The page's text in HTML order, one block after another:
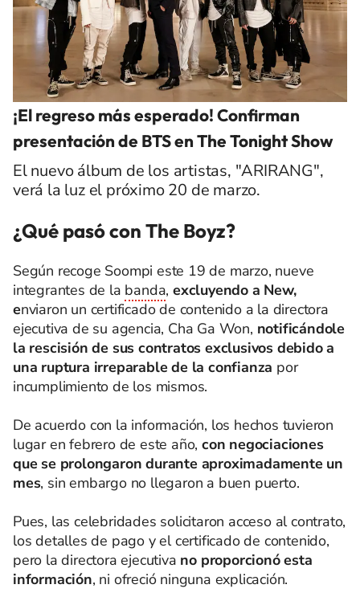
¡El regreso más esperado! Confirman
presentación de BTS en The Tonight Show
El nuevo álbum de los artistas, "ARIRANG",
verá la luz el próximo 20 de marzo.
¿Qué pasó con The Boyz?
Según recoge Soompi este 19 de marzo, nueve
integrantes de la banda, excluyendo a New,
enviaron un certificado de contenido a la directora
ejecutiva de su agencia, Cha Ga Won, notificándole
la rescisión de sus contratos exclusivos debido a
una ruptura irreparable de la confianza por
incumplimiento de los mismos.
De acuerdo con la información, los hechos tuvieron
lugar en febrero de este año, con negociaciones
que se prolongaron durante aproximadamente un
mes, sin embargo no llegaron a buen puerto.
Pues, las celebridades solicitaron acceso al contrato,
los detalles de pago y el certificado de contenido,
pero la directora ejecutiva no proporcionó esta
información, ni ofreció ninguna explicación.